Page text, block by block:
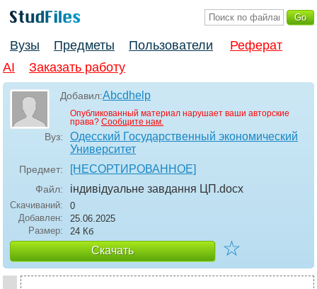
Вузы Предметы Пользователи
Реферат
AI
Заказать работу
Добавил:Abcdhelp
Опубликованный материал нарушает ваши авторские
права? Сообщите нам.
Вуз:
Одесский Государственный экономический
Университет
Предмет: [НЕСОРТИРОВАННОЕ]
Файл: індивідуальне завдання ЦП .docx
Скачиваний:
0
Добавлен:
25.06.2025
Размер:
24 Кб
Скачать ☆